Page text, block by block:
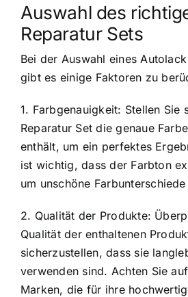
Auswahl des
Reparatur Sets
Bei der Auswahl eines
gibt es einige Faktoren zu
1. Farbgenauigkeit: Stellen Sie
Reparatur Set die genaue
enthält, um ein perfektes
ist wichtig, dass der Farbton
um unschöne
2. Qualität der Produkte:
Qualität der enthaltenen
sicherzustellen, dass sie
verwenden sind. Achten Sie
Marken, die für ihre